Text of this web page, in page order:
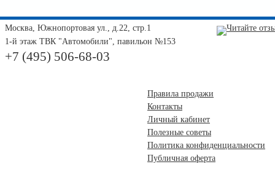
Москва, Южнопортовая ул., д.22, стр.1
1-й этаж ТВК "Автомобили", павильон №153
+7 (495) 506-68-03
Правила продажи
Контакты
Личный кабинет
Полезные советы
Политика конфиденциальности
Публичная оферта